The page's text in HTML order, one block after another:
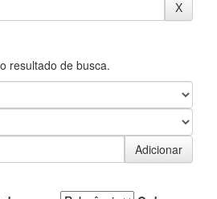
resultado de busca.